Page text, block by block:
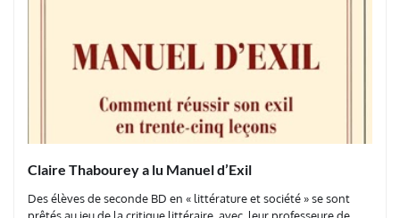
Claire Thabourey a lu Manuel d’Exil
Des élèves de seconde BD en « littérature et société » se sont